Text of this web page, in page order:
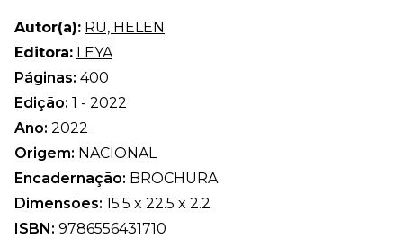
Autor(a): RU, HELEN
Editora: LEYA
Páginas: 400
Edição: 1 - 2022
Ano: 2022
Origem: NACIONAL
Encadernação: BROCHURA
Dimensões: 15.5 x 22.5 x 2.2
ISBN: 9786556431710